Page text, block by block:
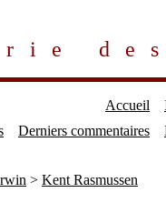
Accueil
Derniers commentaires
> Kent Rasmussen